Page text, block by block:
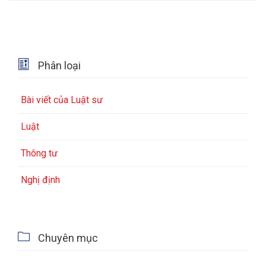
 Phân loại
Bài viết của Luật sư
Luật
Thông tư
Nghị định
 Chuyên mục